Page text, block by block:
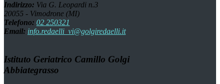
Indirizzo: Via G. Leopardi n.3
20055 - Vimodrone (MI)
Telefono: 02 250321
Email: info.redaelli_vi@golgiredaelli.it
Istituto Geriatrico Camillo Golgi
Abbiategrasso